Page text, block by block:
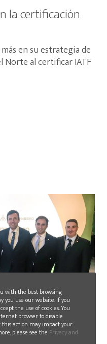
la certificación
en su estrategia de
Norte al certificar IATF
with the best browsing
use our website. If you
the use of cookies. You
browser to disable
this action may impact your
please see the Privacy and